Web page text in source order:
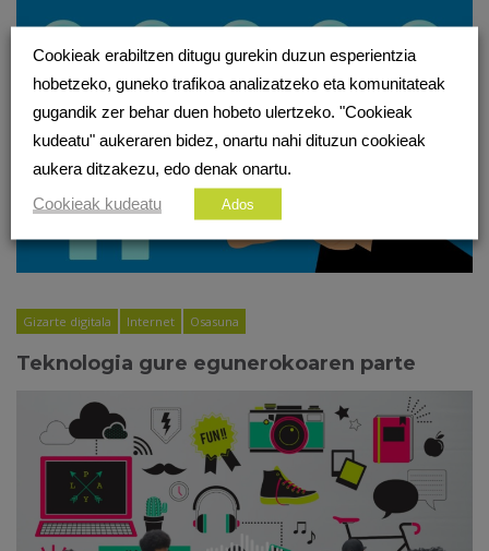
Gizarte digitala Internet Osasuna
Teknologia gure egunerokoaren parte
Cookieak erabiltzen ditugu gurekin duzun esperientzia
hobetzeko, guneko trafikoa analizatzeko eta komunitateak
gugandik zer behar duen hobeto ulertzeko. "Cookieak
kudeatu" aukeraren bidez, onartu nahi dituzun cookieak
aukera ditzakezu, edo denak onartu.
Cookieak kudeatu
Ados